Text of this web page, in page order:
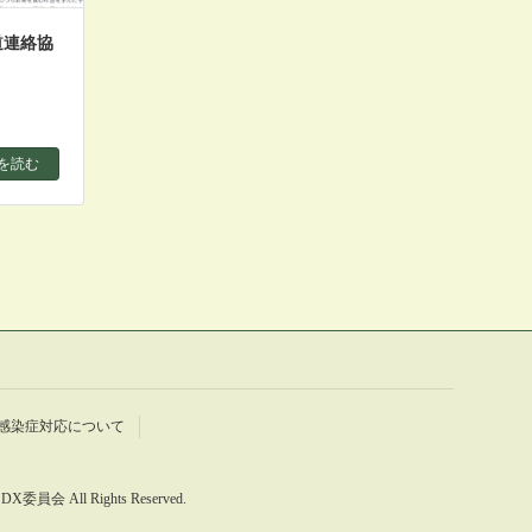
絡協
読む
染症対応について
委員会 All Rights Reserved.